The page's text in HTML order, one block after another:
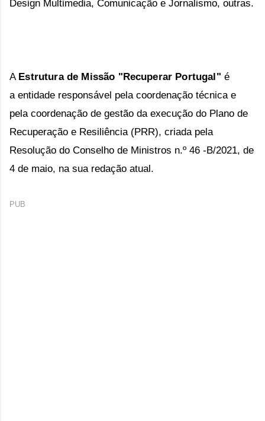
Design Multimedia, Comunicação e Jornalismo, outras.
A Estrutura de Missão "Recuperar Portugal" é
a entidade responsável pela coordenação técnica e
pela coordenação de gestão da execução do Plano de
Recuperação e Resiliência (PRR), criada pela
Resolução do Conselho de Ministros n.º 46 -B/2021, de
4 de maio, na sua redação atual.
PUB